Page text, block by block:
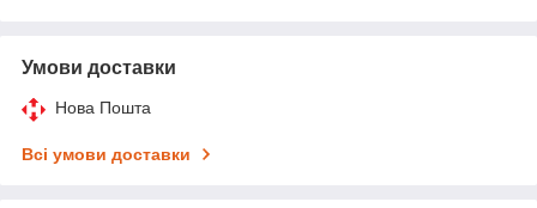
Умови доставки
Нова Пошта
Всі умови доставки